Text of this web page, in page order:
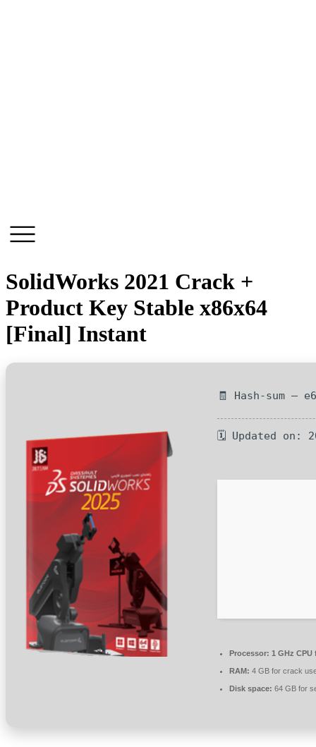
SolidWorks 2021 Crack +
Product Key Stable x86x64
[Final] Instant
🧾 Hash-sum —
🗓 Updated on:
Processor: 1 GHz
RAM: 4 GB for crack
Disk space: 64 GB for